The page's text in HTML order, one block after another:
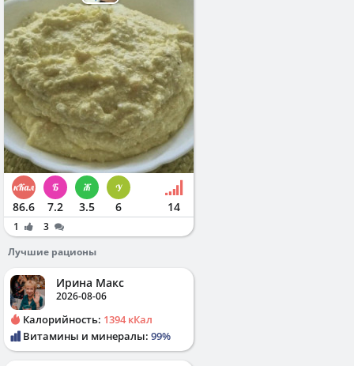
86.6 7.2 3.5 6 14
1
3
Лучшие рационы
Ирина Макс
2026-08-06
Калорийность: 1394 кКал
Витамины и минералы: 99%